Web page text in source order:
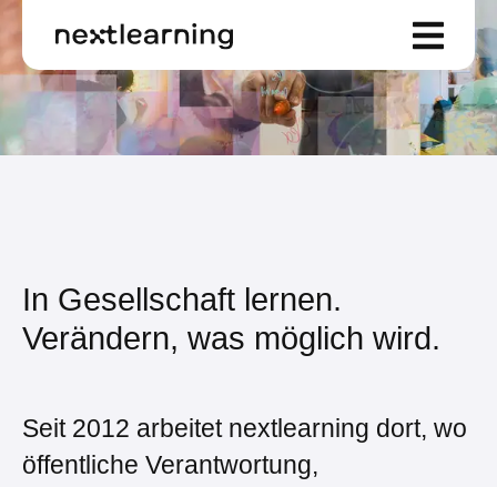
In Gesellschaft lernen.
Verändern, was möglich wird.
Seit 2012 arbeitet nextlearning dort, wo
öffentliche Verantwortung,